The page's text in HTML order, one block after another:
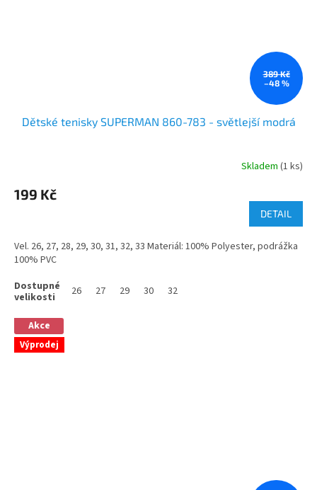
389 Kč
–48 %
Dětské tenisky SUPERMAN 860-783 - světlejší modrá
Skladem (1 ks)
199 Kč
DETAIL
Vel. 26, 27, 28, 29, 30, 31, 32, 33 Materiál: 100% Polyester, podrážka
100% PVC
26 27 29 30 32
Akce
Výprodej